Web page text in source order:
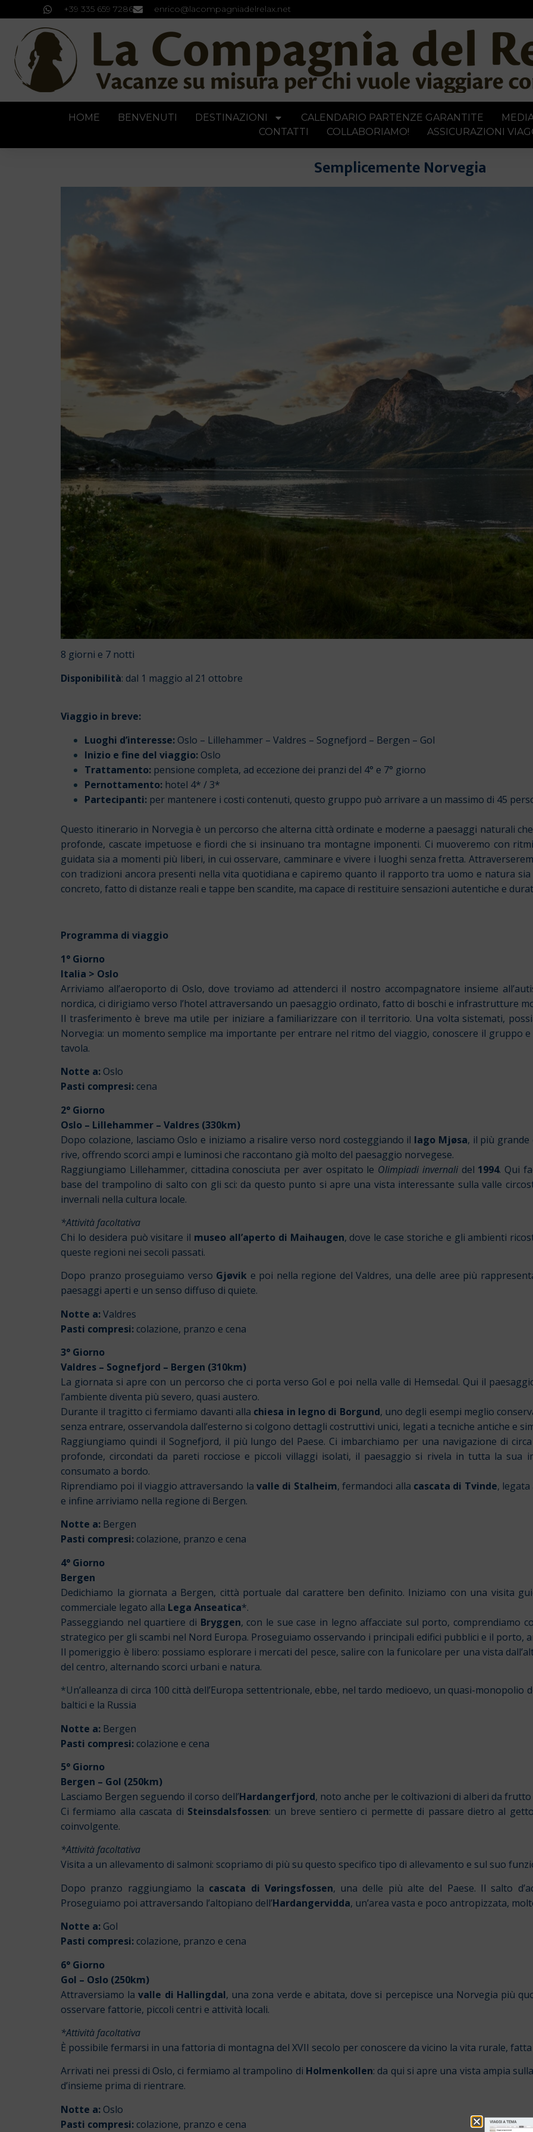
+39 335 659 7286 enrico@lacompagniadelrelax.net
HOME BENVENUTI DESTINAZIONI CALENDARIO PARTENZE GARANTITE
CONTATTI
COLLABORIAMO! ASSICURAZIONI
Semplicemente Norvegia
8 giorni e 7 notti
Disponibilità: dal 1 maggio al 21 ottobre
Viaggio in breve:
Luoghi d’interesse: Oslo – Lillehammer – Valdres – Sognefjord – Bergen – Gol
Inizio e fine del viaggio: Oslo
Trattamento: pensione completa, ad eccezione dei pranzi del 4° e 7° giorno
Pernottamento: hotel 4* / 3*
Partecipanti: per mantenere i costi contenuti, questo gruppo può arrivare a un massimo di 45
Questo itinerario in Norvegia è un percorso che alterna città ordinate e moderne a paesaggi naturali
profonde, cascate impetuose e fiordi che si insinuano tra montagne imponenti. Ci muoveremo con
guidata sia a momenti più liberi, in cui osservare, camminare e vivere i luoghi senza fretta.
con tradizioni ancora presenti nella vita quotidiana e capiremo quanto il rapporto tra uomo e natura
concreto, fatto di distanze reali e tappe ben scandite, ma capace di restituire sensazioni autentiche e
Programma di viaggio
1° Giorno
Italia > Oslo
Arriviamo all’aeroporto di Oslo, dove troviamo ad attenderci il nostro accompagnatore insieme
nordica, ci dirigiamo verso l’hotel attraversando un paesaggio ordinato, fatto di boschi e infrastrutture
Il trasferimento è breve ma utile per iniziare a familiarizzare con il territorio. Una volta sistemati,
Norvegia: un momento semplice ma importante per entrare nel ritmo del viaggio, conoscere il gruppo
tavola.
Notte a: Oslo
Pasti compresi: cena
2° Giorno
Oslo – Lillehammer – Valdres (330km)
Dopo colazione, lasciamo Oslo e iniziamo a risalire verso nord costeggiando il lago Mjøsa, il più grande
rive, offrendo scorci ampi e luminosi che raccontano già molto del paesaggio norvegese.
Raggiungiamo Lillehammer, cittadina conosciuta per aver ospitato le Olimpiadi invernalidel 1994. Qui
base del trampolino di salto con gli sci: da questo punto si apre una vista interessante sulla valle
invernali nella cultura locale.
*Attività facoltativa
Chi lo desidera può visitare il museo all’aperto di Maihaugen, dove le case storiche e gli ambienti
queste regioni nei secoli passati.
Dopo pranzo proseguiamo verso Gjøvik e poi nella regione del Valdres, una delle aree più
paesaggi aperti e un senso diffuso di quiete.
Notte a:Valdres
Pasti compresi: colazione, pranzo e cena
3° Giorno
Valdres – Sognefjord – Bergen (310km)
La giornata si apre con un percorso che ci porta verso Gol e poi nella valle di Hemsedal. Qui il
l’ambiente diventa più severo, quasi austero.
Durante il tragitto ci fermiamo davanti alla chiesa in legno di Borgund, uno degli esempi meglio
senza entrare, osservandola dall’esterno si colgono dettagli costruttivi unici, legati a tecniche antiche e
Raggiungiamo quindi il Sognefjord, il più lungo del Paese. Ci imbarchiamo per una navigazione di
profonde, circondati da pareti rocciose e piccoli villaggi isolati, il paesaggio si rivela in tutta la sua
consumato a bordo.
Riprendiamo poi il viaggio attraversando lavalle di Stalheim, fermandoci alla cascata di Tvinde,
e infine arriviamo nella regione di Bergen.
Notte a: Bergen
Pasti compresi: colazione, pranzo e cena
4° Giorno
Bergen
Dedichiamo la giornata a Bergen, città portuale dal carattere ben definito. Iniziamo con una visita
commerciale legato alla Lega Anseatica*.
Passeggiando nel quartiere di Bryggen, con le sue case in legno affacciate sul porto, comprendiamo
strategico per gli scambi nel Nord Europa. Proseguiamo osservando i principali edifici pubblici e il porto,
Il pomeriggio è libero: possiamo esplorare i mercati del pesce, salire con la funicolare per una vista
del centro, alternando scorci urbani e natura.
*Un’alleanza di circa 100 città dell’Europa settentrionale, ebbe, nel tardo medioevo, un quasi-monopolio
baltici e la Russia
Notte a: Bergen
Pasti compresi: colazione e cena
5° Giorno
Bergen – Gol (250km)
Lasciamo Bergen seguendo il corso dell’Hardangerfjord, noto anche per le coltivazioni di alberi da
Ci fermiamo alla cascata di Steinsdalsfossen: un breve sentiero ci permette di passare dietro al
coinvolgente.
*Attività facoltativa
Visita a un allevamento di salmoni: scopriamo di più su questo specifico tipo di allevamento e sul suo
Dopo pranzo raggiungiamo la cascata di Vøringsfossen, una delle più alte del Paese. Il salto
Proseguiamo poi attraversando l’altopiano dell’Hardangervidda, un’area vasta e poco antropizzata,
Notte a: Gol
Pasti compresi: colazione, pranzo e cena
6° Giorno
Gol – Oslo (250km)
Attraversiamo lavalle di Hallingdal, una zona verde e abitata, dove si percepisce una Norvegia più
osservare fattorie, piccoli centri e attività locali.
*Attività facoltativa
È possibile fermarsi in una fattoria di montagna del XVII secolo per conoscere da vicino la vita rurale,
Arrivati nei pressi di Oslo, ci fermiamo al trampolino di Holmenkollen: da qui si apre una vista ampia
d’insieme prima di rientrare.
Notte a: Oslo
Pasti compresi: colazione, pranzo e cena